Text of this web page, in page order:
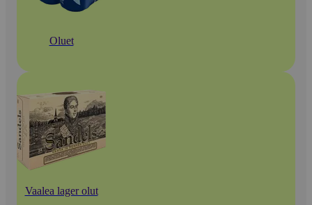
Oluet
Vaalea lager olut